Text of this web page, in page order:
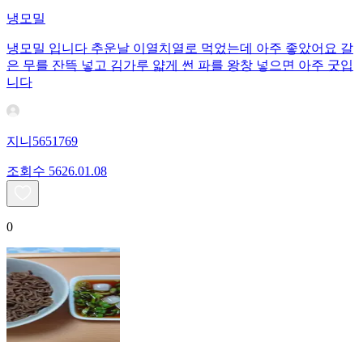
냉모밀
냉모밀 입니다 추운날 이열치열로 먹었는데 아주 좋았어요 갈
은 무를 잔뜩 넣고 김가루 얇게 썬 파를 왕창 넣으면 아주 굿입
니다
지니5651769
조회수 5626.01.08
0